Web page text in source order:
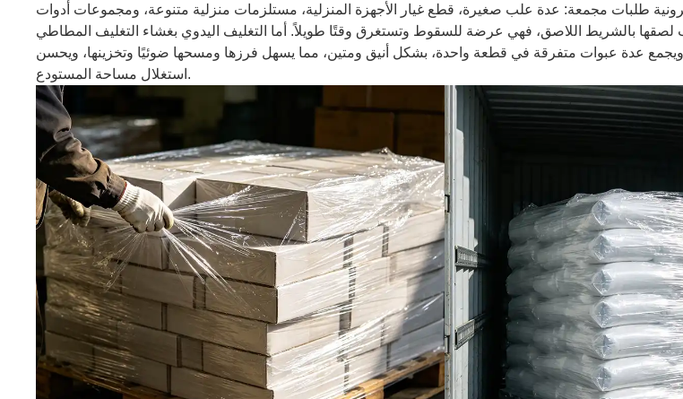
طلبات مجمعة: عدة علب صغيرة، قطع غيار الأجهزة المنزلية، مستلزمات منزلية متنوعة، ومجموعات أدوات
بالشريط اللاصق، فهي عرضة للسقوط وتستغرق وقتًا طويلاً. أما التغليف اليدوي بغشاء التغليف المطاطي
ويجمع عدة عبوات متفرقة في قطعة واحدة، بشكل أنيق ومتين، مما يسهل فرزها ومسحها ضوئيًا وتخزينها، ويحسن
استغلال مساحة المستودع.